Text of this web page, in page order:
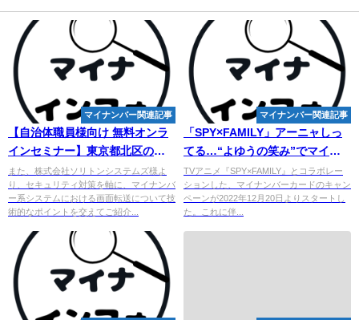
マイナンバー関連記事
【自治体職員様向け 無料オンラ
インセミナー】東京都北区の取
り組みを交えて効果 ... - 沖縄タ
イムス
また、株式会社ソリトンシステムズ様よ
り、セキュリティ対策を軸に、マイナンバ
ー系システムにおける画面転送について技
術的なポイントを交えてご紹介...
マイナンバー関連記事
「SPY×FAMILY」アーニャしっ
てる…“よゆうの笑み”でマイ
ンバーカードを解説!? コラボが
開始
TVアニメ『SPY×FAMILY』とコラボレー
ションした、マイナンバーカードのキャン
ペーンが2022年12月20日よりスタートし
た。これに伴...